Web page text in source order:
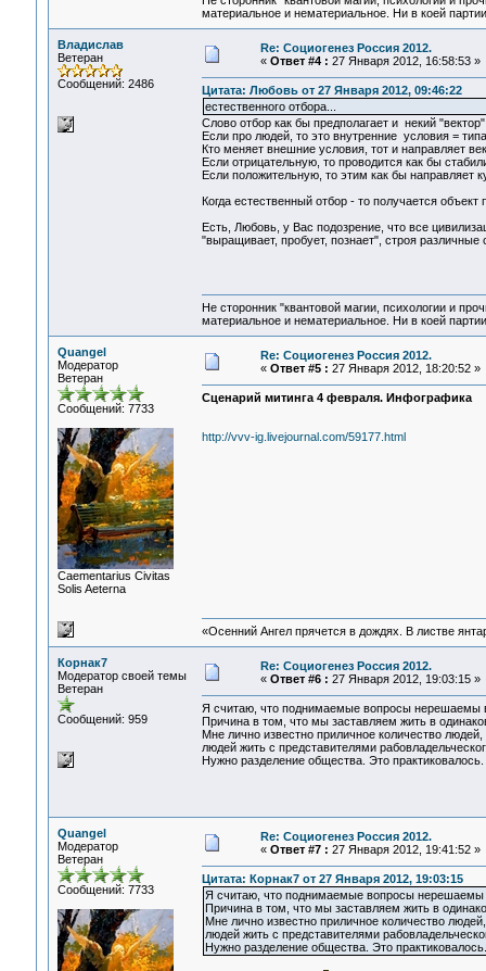
материальное и нематериальное. Ни в коей
Владислав
Ветеран
Сообщений: 2486
Re: Социогенез Россия 2012.
« Ответ #4 : 27 Января 2012, 16:58:53 »
Цитата: Любовь от 27 Января 2012, 09:46:22
естественного отбора...
Слово отбор как бы предполагает и некий
Если про людей, то это внутренние условия =
Кто меняет внешние условия, тот и направляет
Если отрицательную, то проводится как бы
Если положительную, то этим как бы направляет
Когда естественный отбор - то получается
Есть, Любовь, у Вас подозрение, что все
"выращивает, пробует, познает", строя
Не сторонник "квантовой магии, психологии и
материальное и нематериальное. Ни в коей
Quangel
Модератор
Ветеран
Сообщений: 7733
Сaementarius Civitas
Solis Aeterna
Re: Социогенез Россия 2012.
« Ответ #5 : 27 Января 2012, 18:20:52 »
Сценарий митинга 4 февраля. Инфографика
http://vvv-ig.livejournal.com/59177.html
«Осенний Ангел прячется в дождях. В листве
Корнак7
Модератор своей темы
Ветеран
Сообщений: 959
Re: Социогенез Россия 2012.
« Ответ #6 : 27 Января 2012, 19:03:15 »
Я считаю, что поднимаемые вопросы нерешаемы
Причина в том, что мы заставляем жить в
Мне лично известно приличное количество
людей жить с представителями
Нужно разделение общества. Это
Quangel
Модератор
Ветеран
Сообщений: 7733
Re: Социогенез Россия 2012.
« Ответ #7 : 27 Января 2012, 19:41:52 »
Цитата: Корнак7 от 27 Января 2012, 19:03:15
Я считаю, что поднимаемые вопросы нерешаемы
Причина в том, что мы заставляем жить в
Мне лично известно приличное количество
людей жить с представителями
Нужно разделение общества. Это